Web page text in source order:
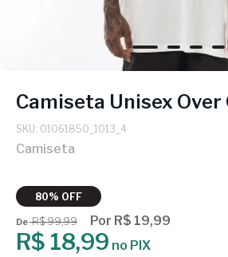
Camiseta Unisex Over
SKU: 01061850_1013_4
Camiseta
80% OFF
DeR$ 99,99 Por R$ 19,99
R$ 18,99 no PIX